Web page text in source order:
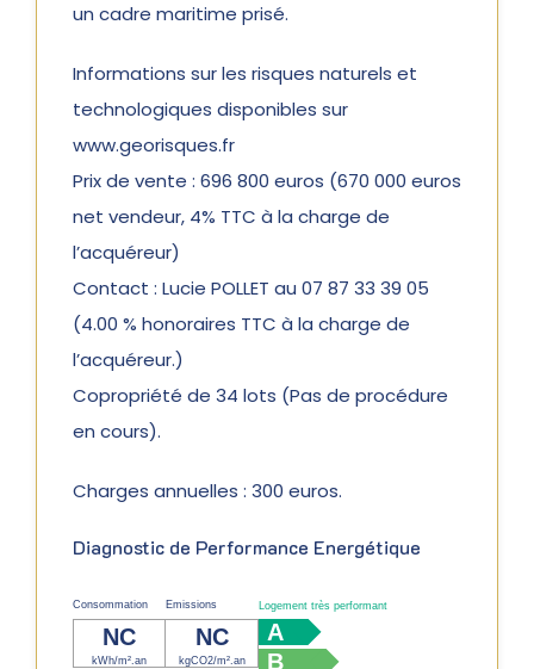
un cadre maritime prisé.
Informations sur les risques naturels et
technologiques disponibles sur
www.georisques.fr
Prix de vente : 696 800 euros (670 000 euros
net vendeur, 4% TTC à la charge de
l’acquéreur)
Contact : Lucie POLLET au 07 87 33 39 05
(4.00 % honoraires TTC à la charge de
l’acquéreur.)
Copropriété de 34 lots (Pas de procédure
en cours).
Charges annuelles : 300 euros.
Diagnostic de Performance Energétique
Consommation
NC
kWh/m².an
Emissions
NC
kgCO2/m².an
Logement très performant
A
B